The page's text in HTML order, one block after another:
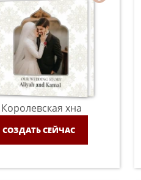
Королевская хна
СОЗДАТЬ СЕЙЧАС